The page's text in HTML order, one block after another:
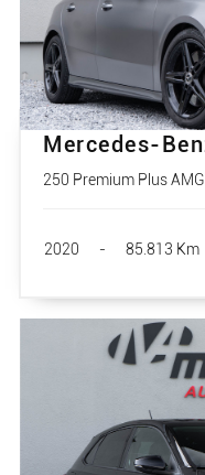
Mercedes-
250 Premium Plus
2020 - 85.813 Km